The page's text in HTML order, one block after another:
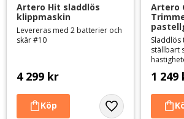
Artero Hit sladdlös
klippmaskin
Levereras med 2 batterier och
skär #10
4 299 kr
Lägg till i favoriter
Artero
Sladdlös
ställbart
1 249